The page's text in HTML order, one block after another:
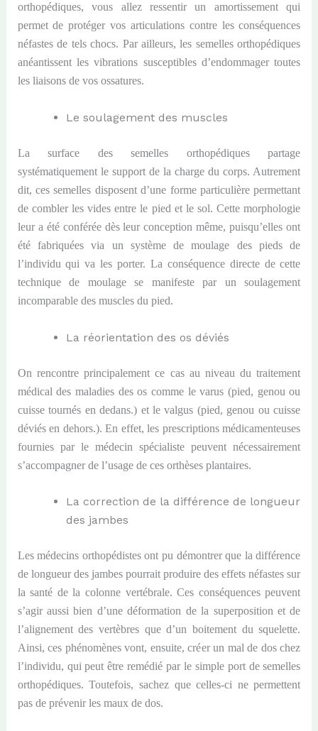
orthopédiques, vous allez ressentir un amortissement qui
permet de protéger vos articulations contre les conséquences
néfastes de tels chocs. Par ailleurs, les semelles orthopédiques
anéantissent les vibrations susceptibles d’endommager toutes
les liaisons de vos ossatures.
Le soulagement des muscles
La surface des semelles orthopédiques partage
systématiquement le support de la charge du corps. Autrement
dit, ces semelles disposent d’une forme particulière permettant
de combler les vides entre le pied et le sol. Cette morphologie
leur a été conférée dès leur conception même, puisqu’elles ont
été fabriquées via un système de moulage des pieds de
l’individu qui va les porter. La conséquence directe de cette
technique de moulage se manifeste par un soulagement
incomparable des muscles du pied.
La réorientation des os déviés
On rencontre principalement ce cas au niveau du traitement
médical des maladies des os comme le varus (pied, genou ou
cuisse tournés en dedans.) et le valgus (pied, genou ou cuisse
déviés en dehors.). En effet, les prescriptions médicamenteuses
fournies par le médecin spécialiste peuvent nécessairement
s’accompagner de l’usage de ces orthèses plantaires.
La correction de la différence de longueur
des jambes
Les médecins orthopédistes ont pu démontrer que la différence
de longueur des jambes pourrait produire des effets néfastes sur
la santé de la colonne vertébrale. Ces conséquences peuvent
s’agir aussi bien d’une déformation de la superposition et de
l’alignement des vertèbres que d’un boitement du squelette.
Ainsi, ces phénomènes vont, ensuite, créer un mal de dos chez
l’individu, qui peut être remédié par le simple port de semelles
orthopédiques. Toutefois, sachez que celles-ci ne permettent
pas de prévenir les maux de dos.